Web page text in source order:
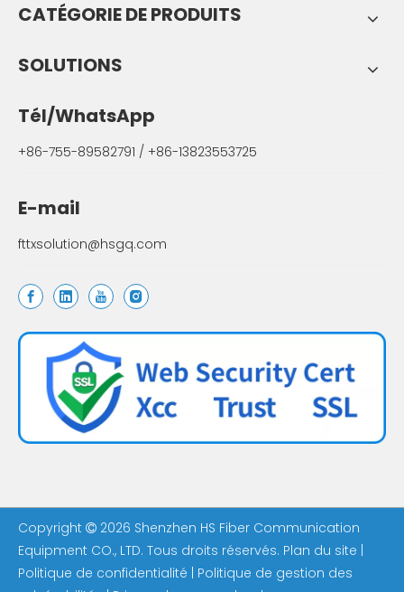
CATÉGORIE DE PRODUITS
SOLUTIONS
Tél/WhatsApp
+86-755-89582791 / +86-13823553725
E-mail
fttxsolution@hsgq.com
Copyright  2026 Shenzhen HS Fiber Communication
Equipment CO., LTD. Tous droits réservés. Plan du site
Politique de confidentialité
Politique de gestion des